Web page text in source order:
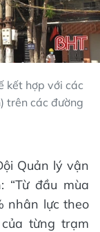
kết hợp với các
trên các đường
Quản lý vận
“Từ đầu mùa
nhân lực theo
từng trạm